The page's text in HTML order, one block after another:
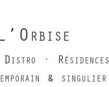
Distro · Résidences
& singulier